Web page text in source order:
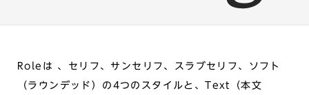
Roleは 、セリフ、サンセリフ、スラブセリフ、ソフト
（ラウンデッド）の4つのスタイルと、Text（本文